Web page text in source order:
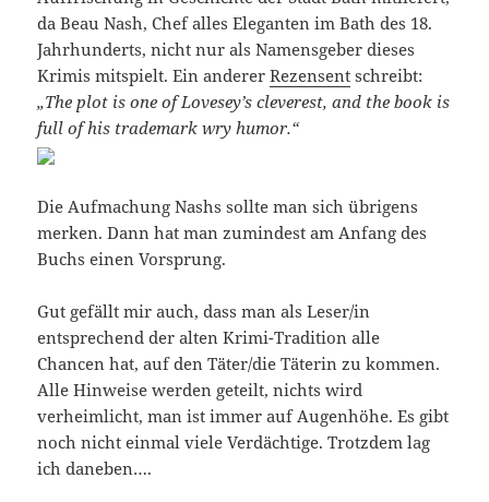
da Beau Nash, Chef alles Eleganten im Bath des 18.
Jahrhunderts, nicht nur als Namensgeber dieses
Krimis mitspielt. Ein andererRezensent schreibt:
„The plot is one of Lovesey’s cleverest, and the book is
full of his trademark wry humor.“
Die Aufmachung Nashs sollte man sich übrigens
merken. Dann hat man zumindest am Anfang des
Buchs einen Vorsprung.
Gut gefällt mir auch, dass man als Leser/in
entsprechend der alten Krimi-Tradition alle
Chancen hat, auf den Täter/die Täterin zu kommen.
Alle Hinweise werden geteilt, nichts wird
verheimlicht, man ist immer auf Augenhöhe. Es gibt
noch nicht einmal viele Verdächtige. Trotzdem lag
ich daneben….